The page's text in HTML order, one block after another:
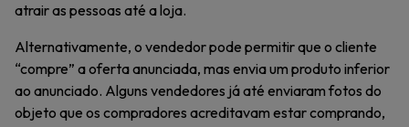
atrair as pessoas até a loja.
Alternativamente, o vendedor pode permitir que o cliente
“compre” a oferta anunciada, mas envia um produto inferior
ao anunciado. Alguns vendedores já até enviaram fotos do
objeto que os compradores acreditavam estar comprando,